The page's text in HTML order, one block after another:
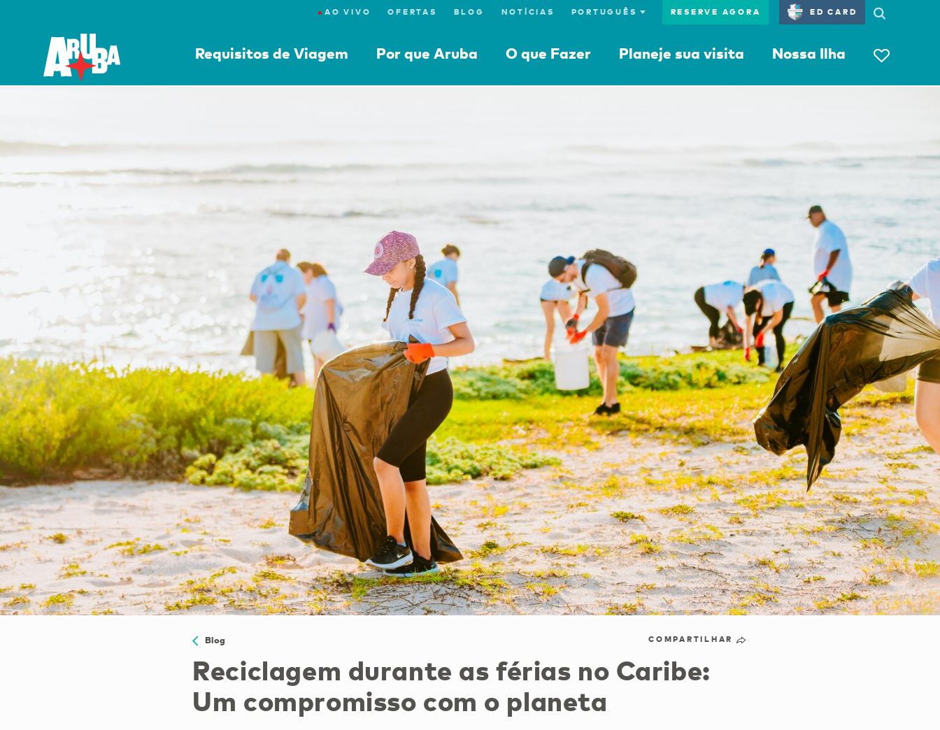
●AO VIVO OFERTAS BLOG NOTÍCIAS RESERVE AGORA ED CARD
Requisitos de Viagem Por que Aruba O que Fazer Planeje sua visita Nossa Ilha
Blog COMPARTILHAR
Reciclagem durante as férias no Caribe:
Um compromisso com o planeta